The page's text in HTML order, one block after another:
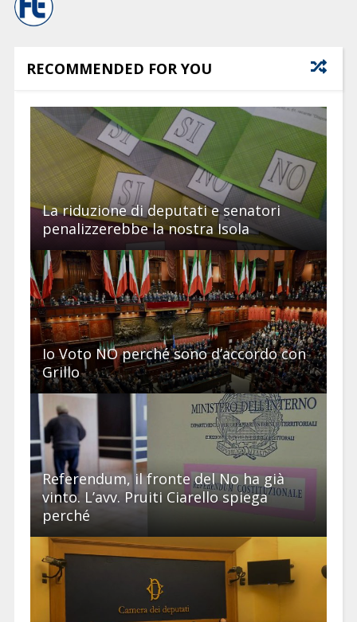
RECOMMENDED FOR YOU
La riduzione di deputati e senatori
penalizzerebbe la nostra Isola
Io Voto NO perché sono d’accordo con
Grillo
Referendum, il fronte del No ha già
vinto. L’avv. Pruiti Ciarello spiega
perché